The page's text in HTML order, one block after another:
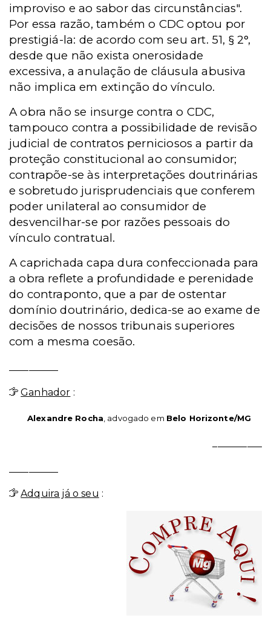
improviso e ao sabor das circunstâncias".
Por essa razão, também o CDC optou por
prestigiá-la: de acordo com seu art. 51, § 2°,
desde que não exista onerosidade
excessiva, a anulação de cláusula abusiva
não implica em extinção do vínculo.
A obra não se insurge contra o CDC,
tampouco contra a possibilidade de revisão
judicial de contratos perniciosos a partir da
proteção constitucional ao consumidor;
contrapõe-se às interpretações doutrinárias
e sobretudo jurisprudenciais que conferem
poder unilateral ao consumidor de
desvencilhar-se por razões pessoais do
vínculo contratual.
A caprichada capa dura confeccionada para
a obra reflete a profundidade e perenidade
do contraponto, que a par de ostentar
domínio doutrinário, dedica-se ao exame de
decisões de nossos tribunais superiores
com a mesma coesão.
Ganhador :
Alexandre Rocha , advogado em Belo Horizonte/MG
Adquira já o seu :